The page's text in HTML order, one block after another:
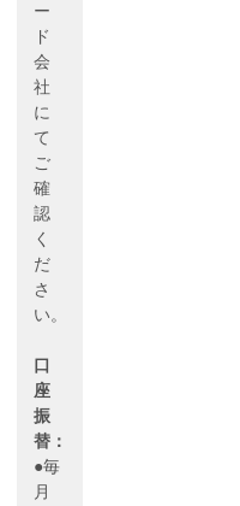
ー
ド
会
社
に
て
ご
確
認
く
だ
さ
い。
口
座
振
替：
●毎
月